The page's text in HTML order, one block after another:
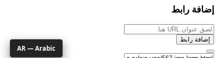
إضافة رابط
إضافة رابط
AR — Arabic